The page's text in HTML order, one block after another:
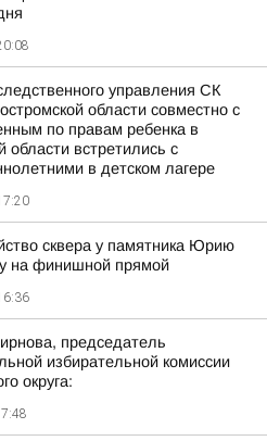
управления СК
области совместно с
по правам ребенка в
области встретились с
в детском лагере
сквера у памятника Юрию
на финишной прямой
председатель
избирательной комиссии
округа: